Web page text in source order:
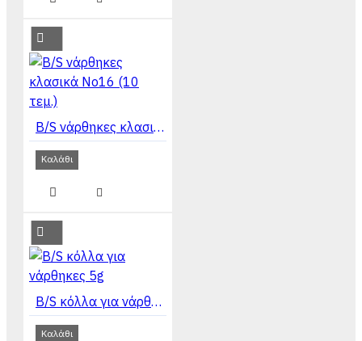
B/S νάρθηκες κλασικά No16 (10 τεμ.)
Καλάθι
B/S κόλλα για νάρθηκες 5g
Καλάθι